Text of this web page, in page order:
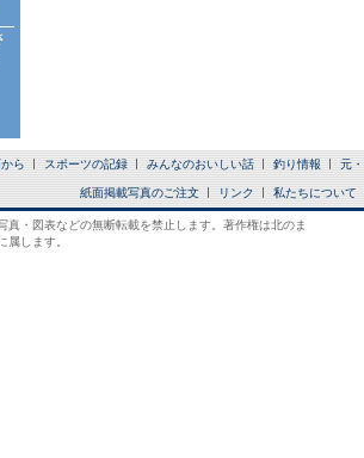
ら スポーツの記録 みんなのおいしい話 釣り情報 元
紙面掲載写真のご注文 リンク 私たちについて
真・図表などの無断転載を禁止します。著作権は北のま
属します。